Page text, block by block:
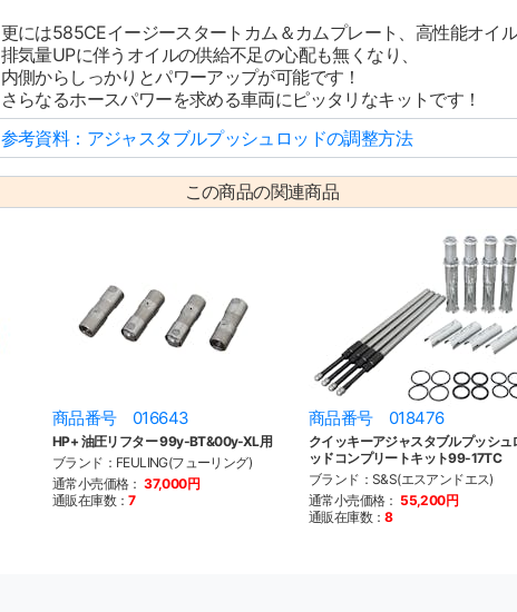
更には585CEイージースタートカム＆カムプレート、高性能オイル
排気量UPに伴うオイルの供給不足の心配も無くなり、
内側からしっかりとパワーアップが可能です！
さらなるホースパワーを求める車両にピッタリなキットです！
参考資料：アジャスタブルプッシュロッドの調整方法
この商品の関連商品
商品番号 016643
HP+ 油圧リフター 99y-BT&00y-XL用
ブランド：FEULING(フューリング)
通常小売価格： 37,000円
通販在庫数：7
商品番号 018476
クイッキーアジャスタブルプッシュ
ッドコンプリートキット99-17TC
ブランド：S&S(エスアンドエス)
通常小売価格： 55,200円
通販在庫数：8